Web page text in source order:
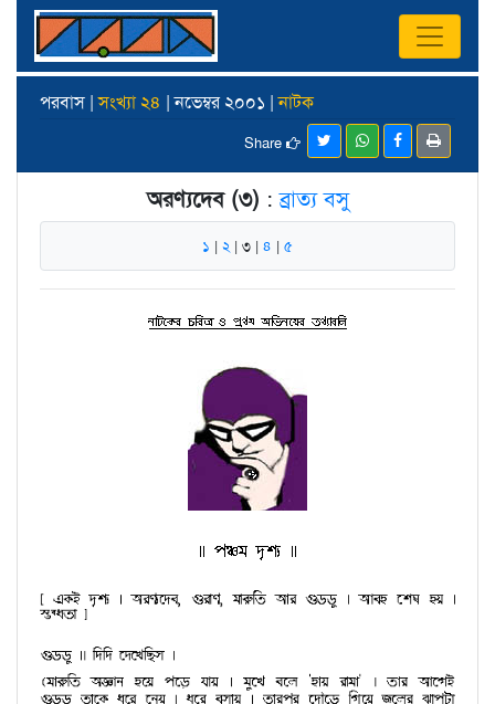
পরবাস |সংখ্যা ২৪ | নভেম্বর ২০০১ |নাটক
Share
অরণ্যদেব (৩) :ব্রাত্য বসু
১ | ২ | ৩ | ৪ | ৫